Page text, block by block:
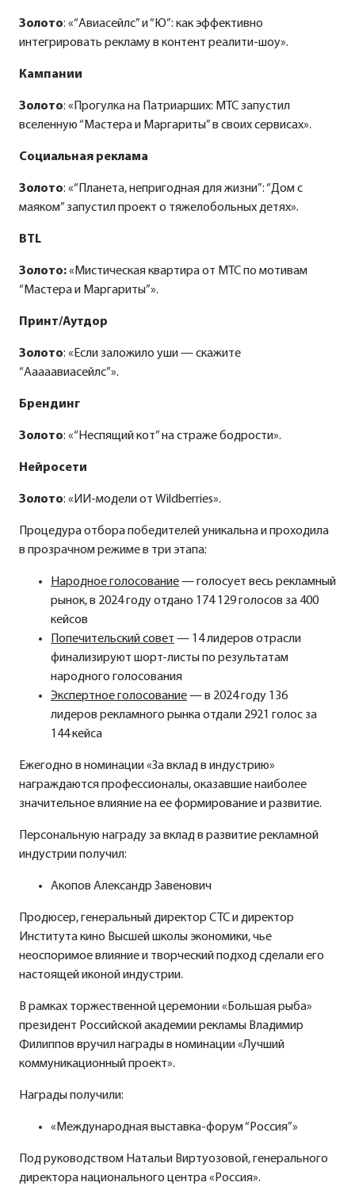
Золото: «“Авиасейлс” и “Ю”: как эффективно
интегрировать рекламу в контент реалити-шоу».
Кампании
Золото: «Прогулка на Патриарших: МТС запустил
вселенную “Мастера и Маргариты” в своих сервисах».
Социальная реклама
Золото: «“Планета, непригодная для жизни”: “Дом с
маяком” запустил проект о тяжелобольных детях».
BTL
Золото:«Мистическая квартира от МТС по мотивам
“Мастера и Маргариты”».
Принт/Аутдор
Золото: «Если заложило уши — скажите
“Ааааавиасейлс”».
Брендинг
Золото: «“Неспящий кот” на страже бодрости».
Нейросети
Золото: «ИИ-модели от Wildberries».
Процедура отбора победителей уникальна и проходила
в прозрачном режиме в три этапа:
Народное голосование— голосует весь рекламный
рынок, в 2024 году отдано 174 129 голосов за 400
кейсов
Попечительский совет — 14 лидеров отрасли
финализируют шорт-листы по результатам
народного голосования
Экспертное голосование— в 2024 году 136
лидеров рекламного рынка отдали 2921 голос за
144 кейса
Ежегодно в номинации «За вклад в индустрию»
награждаются профессионалы, оказавшие наиболее
значительное влияние на ее формирование и развитие.
Персональную награду за вклад в развитие рекламной
индустрии получил:
Акопов Александр Завенович
Продюсер, генеральный директор СТС и директор
Института кино Высшей школы экономики, чье
неоспоримое влияние и творческий подход сделали его
настоящей иконой индустрии.
В рамках торжественной церемонии «Большая рыба»
президент Российской академии рекламы Владимир
Филиппов вручил награды в номинации «Лучший
коммуникационный проект».
Награды получили:
«Международная выставка-форум “Россия”»
Под руководством Натальи Виртуозовой, генерального
директора национального центра «Россия».